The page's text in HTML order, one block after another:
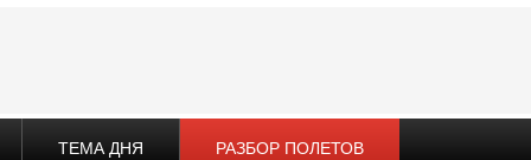
ТЕМА ДНЯ РАЗБОР ПОЛЕТОВ